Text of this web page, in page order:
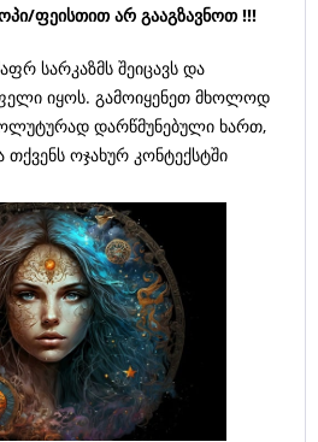
ფეისთით არ გააგზავნოთ !!!
სარკაზმს შეიცავს და
იყოს. გამოიყენეთ მხოლოდ
დარწმუნებული ხართ,
თქვენს ოჯახურ კონტექსტში